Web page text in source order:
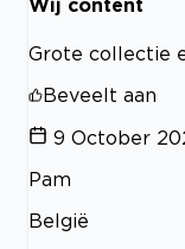
Wij content
Grote collectie
Beveelt aan
9 October
Pam
België